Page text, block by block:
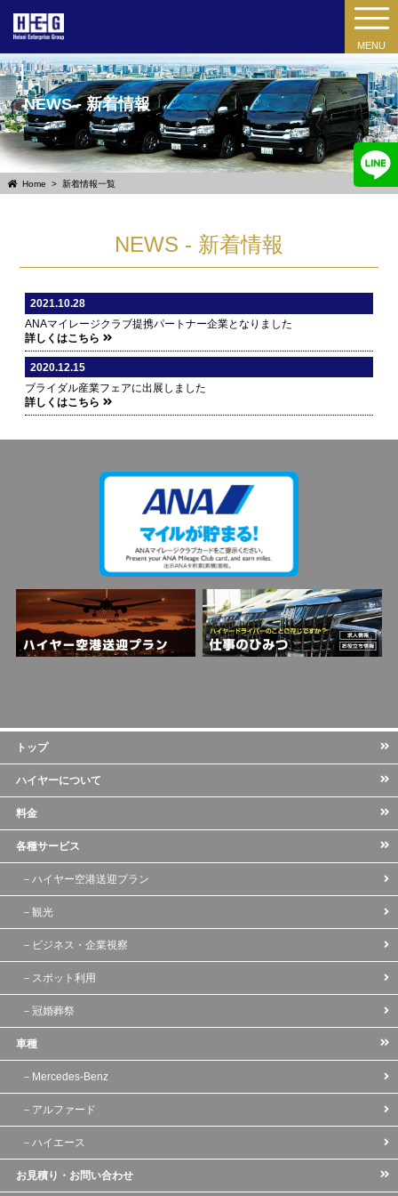
MENU
NEWS - 新着情報
Home 新着情報一覧
NEWS - 新着情報
2021.10.28
ANAマイレージクラブ提携パートナー企業となりました
詳しくはこちら
2020.12.15
ブライダル産業フェアに出展しました
詳しくはこちら
トップ
ハイヤーについて
料金
各種サービス
－ ハイヤー空港送迎プラン
－ 観光
－ ビジネス・企業視察
－ スポット利用
－ 冠婚葬祭
車種
－ Mercedes-Benz
－ アルファード
－ ハイエース
お見積り・お問い合わせ